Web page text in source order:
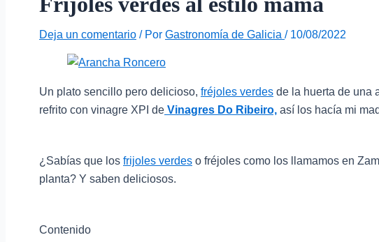
Deja un comentario / Por Gastronomía de Galicia / 10/08/2022
Un plato sencillo pero delicioso, fréjoles verdes de la huerta de una
refrito con vinagre XPI de Vinagres Do Ribeiro, así los hacía mi
¿Sabías que los frijoles verdes o fréjoles como los llamamos en
planta? Y saben deliciosos.
Contenido